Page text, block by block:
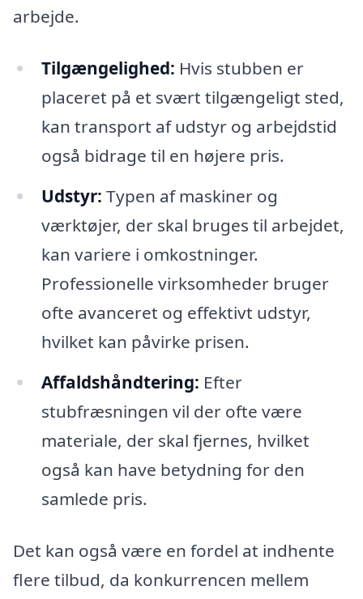
arbejde.
Tilgængelighed: Hvis stubben er
placeret på et svært tilgængeligt sted,
kan transport af udstyr og arbejdstid
også bidrage til en højere pris.
Udstyr: Typen af maskiner og
værktøjer, der skal bruges til arbejdet,
kan variere i omkostninger.
Professionelle virksomheder bruger
ofte avanceret og effektivt udstyr,
hvilket kan påvirke prisen.
Affaldshåndtering: Efter
stubfræsningen vil der ofte være
materiale, der skal fjernes, hvilket
også kan have betydning for den
samlede pris.
Det kan også være en fordel at indhente
flere tilbud, da konkurrencen mellem